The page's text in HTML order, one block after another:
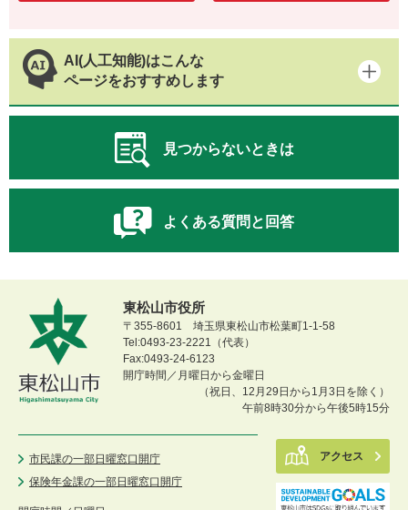
AI(人工知能)はこんな
ページをおすすめします
見つからないときは
よくある質問と回答
東松山市役所
〒355-8601 埼玉県東松山市松葉町1-1-58
Tel:0493-23-2221（代表）
Fax:0493-24-6123
開庁時間／月曜日から金曜日
（祝日、12月29日から1月3日を除く）
午前8時30分から午後5時15分
市民課の一部日曜窓口開庁
保険年金課の一部日曜窓口開庁
アクセス